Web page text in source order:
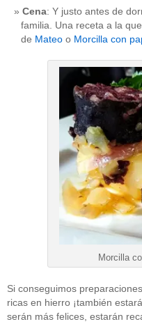
Cena: Y justo antes de
familia. Una receta a la
de Mateo o Morcilla con
Morcilla
Si conseguimos
ricas en hierro ¡también
serán más felices, estarán